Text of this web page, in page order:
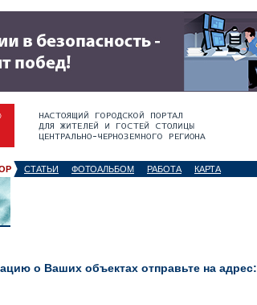
СТАТЬИ ФОТОАЛЬБОМ РАБОТА КАРТА
о Ваших объектах отправьте на адрес: